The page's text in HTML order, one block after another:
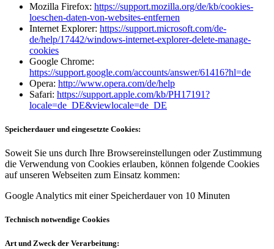
Mozilla Firefox: https://support.mozilla.org/de/kb/cookies-
loeschen-daten-von-websites-entfernen
Internet Explorer: https://support.microsoft.com/de-
de/help/17442/windows-internet-explorer-delete-manage-
cookies
Google Chrome:
https://support.google.com/accounts/answer/61416?hl=de
Opera: http://www.opera.com/de/help
Safari: https://support.apple.com/kb/PH17191?
locale=de_DE&viewlocale=de_DE
Speicherdauer und eingesetzte Cookies:
Soweit Sie uns durch Ihre Browsereinstellungen oder Zustimmung
die Verwendung von Cookies erlauben, können folgende Cookies
auf unseren Webseiten zum Einsatz kommen:
Google Analytics mit einer Speicherdauer von 10 Minuten
Technisch notwendige Cookies
Art und Zweck der Verarbeitung: